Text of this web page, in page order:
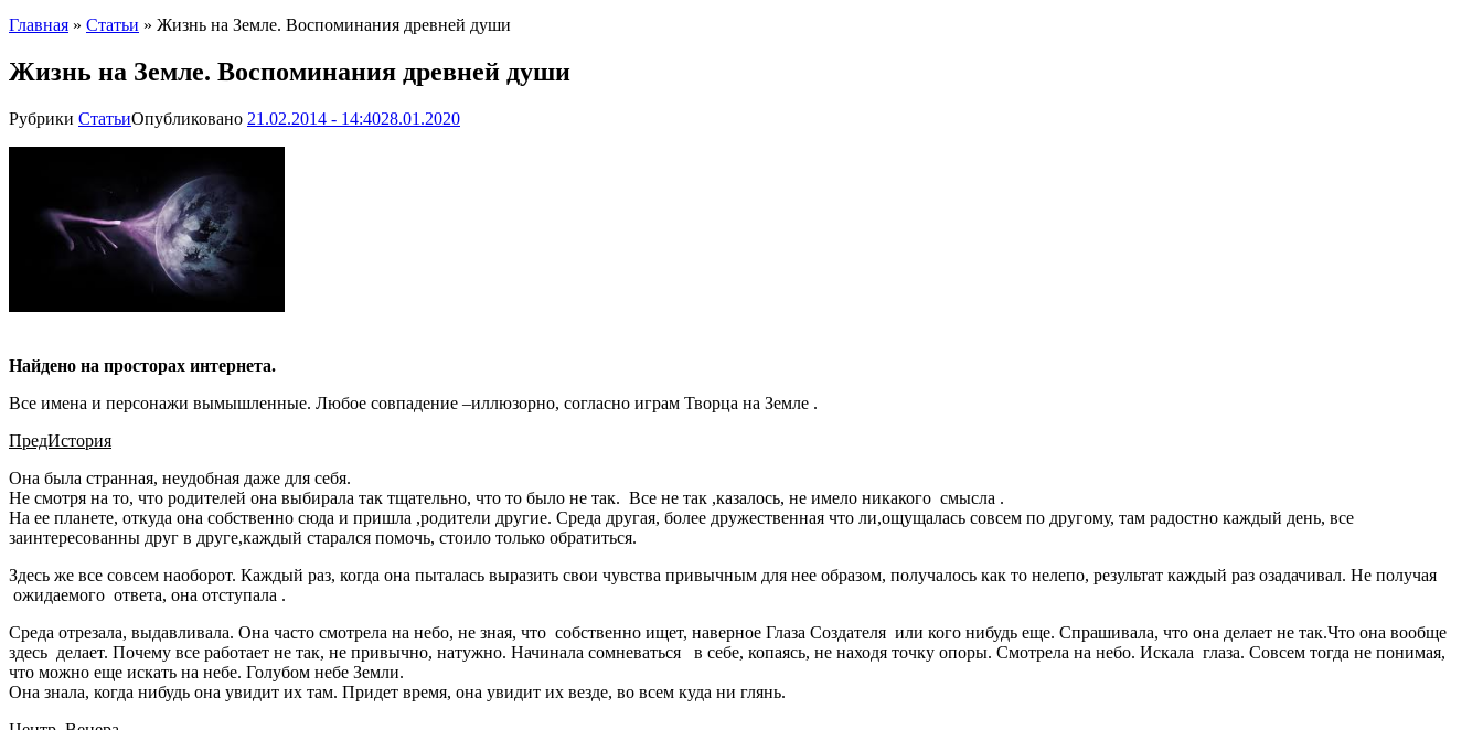
Главная » Статьи » Жизнь на Земле. Воспоминания древней души
Жизнь на Земле. Воспоминания древней души
Рубрики СтатьиОпубликовано 21.02.2014 - 14:4028.01.2020
Найдено на просторах интернета.
Все имена и персонажи вымышленные. Любое совпадение –иллюзорно, согласно играм Творца на Земле .
ПредИстория
Она была странная, неудобная даже для себя.
Не смотря на то, что родителей она выбирала так тщательно, что то было не так. Все не так ,казалось, не имело никакого смысла .
На ее планете, откуда она собственно сюда и пришла ,родители другие. Среда другая, более дружественная что ли,ощущалась совсем по другому, там радостно каждый день, все
заинтересованны друг в друге,каждый старался помочь, стоило только обратиться.
Здесь же все совсем наоборот. Каждый раз, когда она пыталась выразить свои чувства привычным для нее образом, получалось как то нелепо, результат каждый раз озадачивал. Не получая
ожидаемого ответа, она отступала .
Среда отрезала, выдавливала. Она часто смотрела на небо, не зная, что собственно ищет, наверное Глаза Создателя или кого нибудь еще. Спрашивала, что она делает не так.Что она вообще
здесь делает. Почему все работает не так, не привычно, натужно. Начинала сомневаться в себе, копаясь, не находя точку опоры. Смотрела на небо. Искала глаза. Совсем тогда не понимая,
что можно еще искать на небе. Голубом небе Земли.
Она знала, когда нибудь она увидит их там. Придет время, она увидит их везде, во всем куда ни глянь.